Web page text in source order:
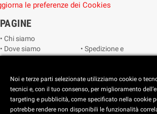
le preferenze dei Cookies
PAGINE
• Chi siamo
• Dove siamo
• Reimposta le
preferenze dei
cookie
• Spedizione e
vendita
• Catalogo
Noi e terze parti selezionate utilizziamo cookie o
tecnici e, con il tuo consenso, per miglioramento
targeting e pubblicità, come specificato nella cookie
potrebbe rendere non disponibili le funzionalità